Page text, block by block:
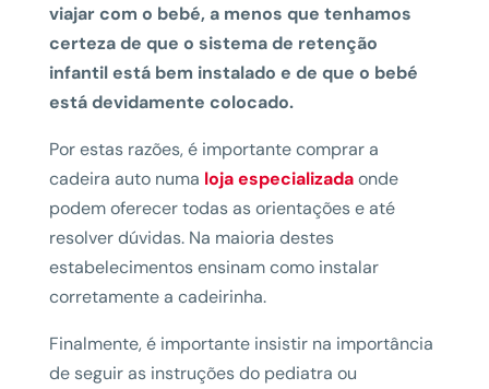
viajar com o bebé, a menos que tenhamos
certeza de que o sistema de retenção
infantil está bem instalado e de que o bebé
está devidamente colocado.
Por estas razões, é importante comprar a
cadeira auto numa loja especializadaonde
podem oferecer todas as orientações e até
resolver dúvidas. Na maioria destes
estabelecimentos ensinam como instalar
corretamente a cadeirinha.
Finalmente, é importante insistir na importância
de seguir as instruções do pediatra ou